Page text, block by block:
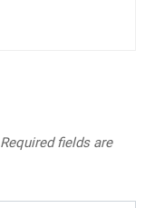
Required fields are